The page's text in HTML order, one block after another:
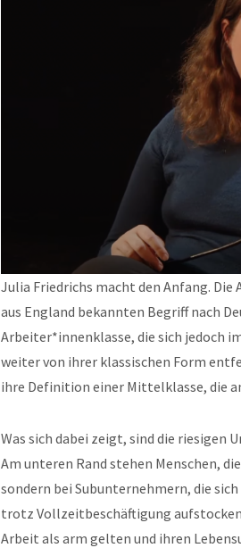
Julia Friedrichs macht den Anfang.
aus England bekannten Begriff nach
Arbeiter*innenklasse, die sich jedoch
weiter von ihrer klassischen Form
ihre Definition einer Mittelklasse, die
Was sich dabei zeigt, sind die riesigen
Am unteren Rand stehen Menschen,
sondern bei Subunternehmern, die
trotz Vollzeitbeschäftigung
Arbeit als arm gelten und ihren